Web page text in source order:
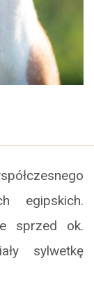
egipskich.
sprzed ok.
sylwetkę